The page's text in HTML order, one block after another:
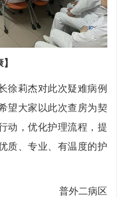
莉杰对此次疑难病例
望大家以此次查房为契
动，优化护理流程，提
质、专业、有温度的护
普外二病区